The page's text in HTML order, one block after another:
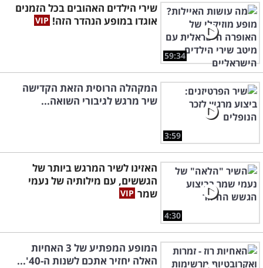
59:34
שירי הילדים האהובים בכל הזמנים
אוגדו במופע הנהדר הזה!
3:59
המקהלה הרוסית הזאת הקדישה
שיר מרגש לגיבורי השואה...
4:30
האזינו לשיר המרגש ביותר של
הגששים, עם מילותיה של נעמי
שמר
המופע המפתיע של 3 האחיות
האלה יחזיר אתכם לשנות ה-40'...